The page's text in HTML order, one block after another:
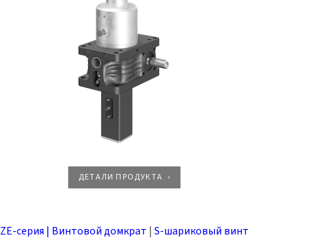
ДЕТАЛИ ПРОДУКТА
ZE-серия | Винтовой домкрат |S-шариковый винт